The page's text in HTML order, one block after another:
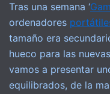
Tras una semana ‘
ordenadores
tamaño era
hueco para las
vamos a presentar
equilibrados, de la